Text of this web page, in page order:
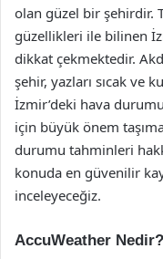
olan güzel bir şehirdir.
güzellikleri ile bilinen
dikkat çekmektedir.
şehir, yazları sıcak ve
İzmir’deki hava
için büyük önem
durumu tahminleri
konuda en güvenilir
inceleyeceğiz.
AccuWeather Nedir?